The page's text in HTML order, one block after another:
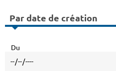
Par date de création
Du